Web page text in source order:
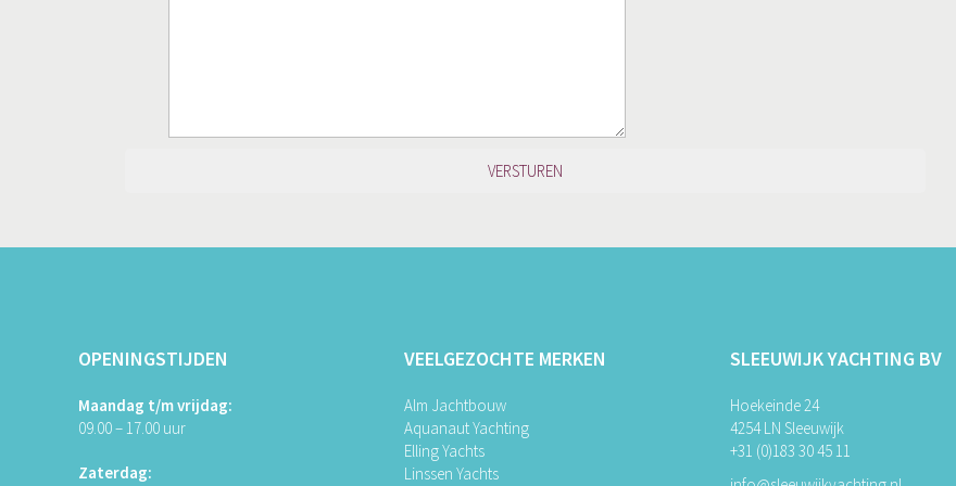
OPENINGSTIJDEN
Maandag t/m vrijdag:
09.00 – 17.00 uur
Zaterdag:
VEELGEZOCHTE MERKEN
Alm Jachtbouw
Aquanaut Yachting
Elling Yachts
Linssen Yachts
SLEEUWIJK YACHTING BV
Hoekeinde 24
4254 LN Sleeuwijk
+31 (0)183 30 45 11